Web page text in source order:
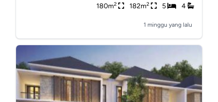
180m2 182m2 5 4
1 minggu yang lalu